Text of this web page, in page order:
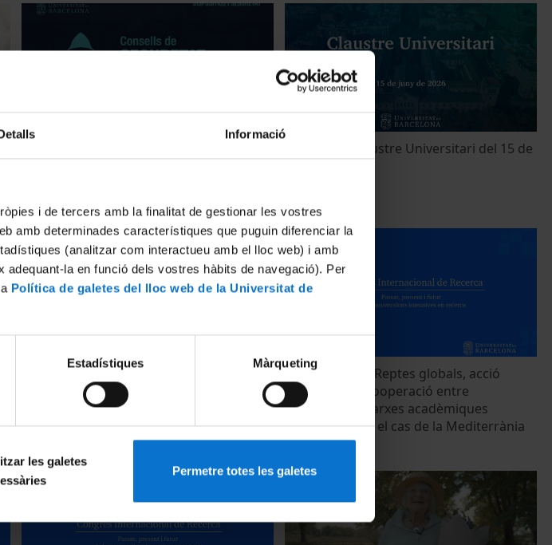
Informació
i de tercers amb la finalitat de gestionar les vostres
amb determinades característiques que puguin diferenciar la
(analitzar com interactueu amb el lloc web) i amb
adequant-la en funció dels vostres hàbits de navegació). Per
Política de galetes del lloc web de la Universitat de
Estadístiques Màrqueting
les galetes
Permetre totes les galetes
Reunió del Claustre Universitari del 15 de
Taula rodona «Talent i mobilitat en la
recerca europea» Atracció, circulació i
desenvolupament del talent investigador
28 May, 2026
Taula rodona «Reptes globals, acció
coordinada» Cooperació entre
universitats i xarxes acadèmiques
internacionals: el cas de la Mediterrània
28 May, 2026